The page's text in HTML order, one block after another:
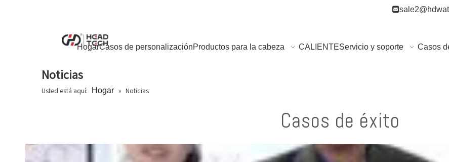

HogarCasos de personalizaciónProductos para la cabeza CALIENTEServicio y soporte Casos
Noticias
Usted está aquí: Hogar » Noticias
Casos de éxito